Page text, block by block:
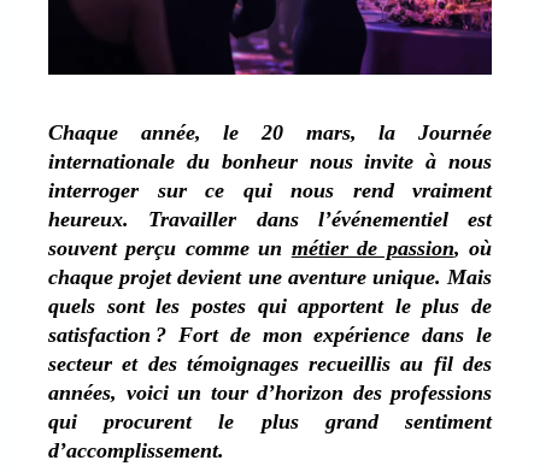
Chaque année, le 20 mars, la Journée
internationale du bonheur nous invite à nous
interroger sur ce qui nous rend vraiment
heureux. Travailler dans l’événementiel est
souvent perçu comme un métier de passion, où
chaque projet devient une aventure unique. Mais
quels sont les postes qui apportent le plus de
satisfaction ? Fort de mon expérience dans le
secteur et des témoignages recueillis au fil des
années, voici un tour d’horizon des professions
qui procurent le plus grand sentiment
d’accomplissement.